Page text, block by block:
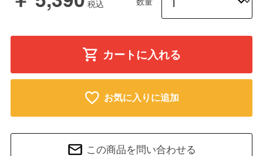
カートに入れる
お気に入りに追加
この商品を問い合わせる